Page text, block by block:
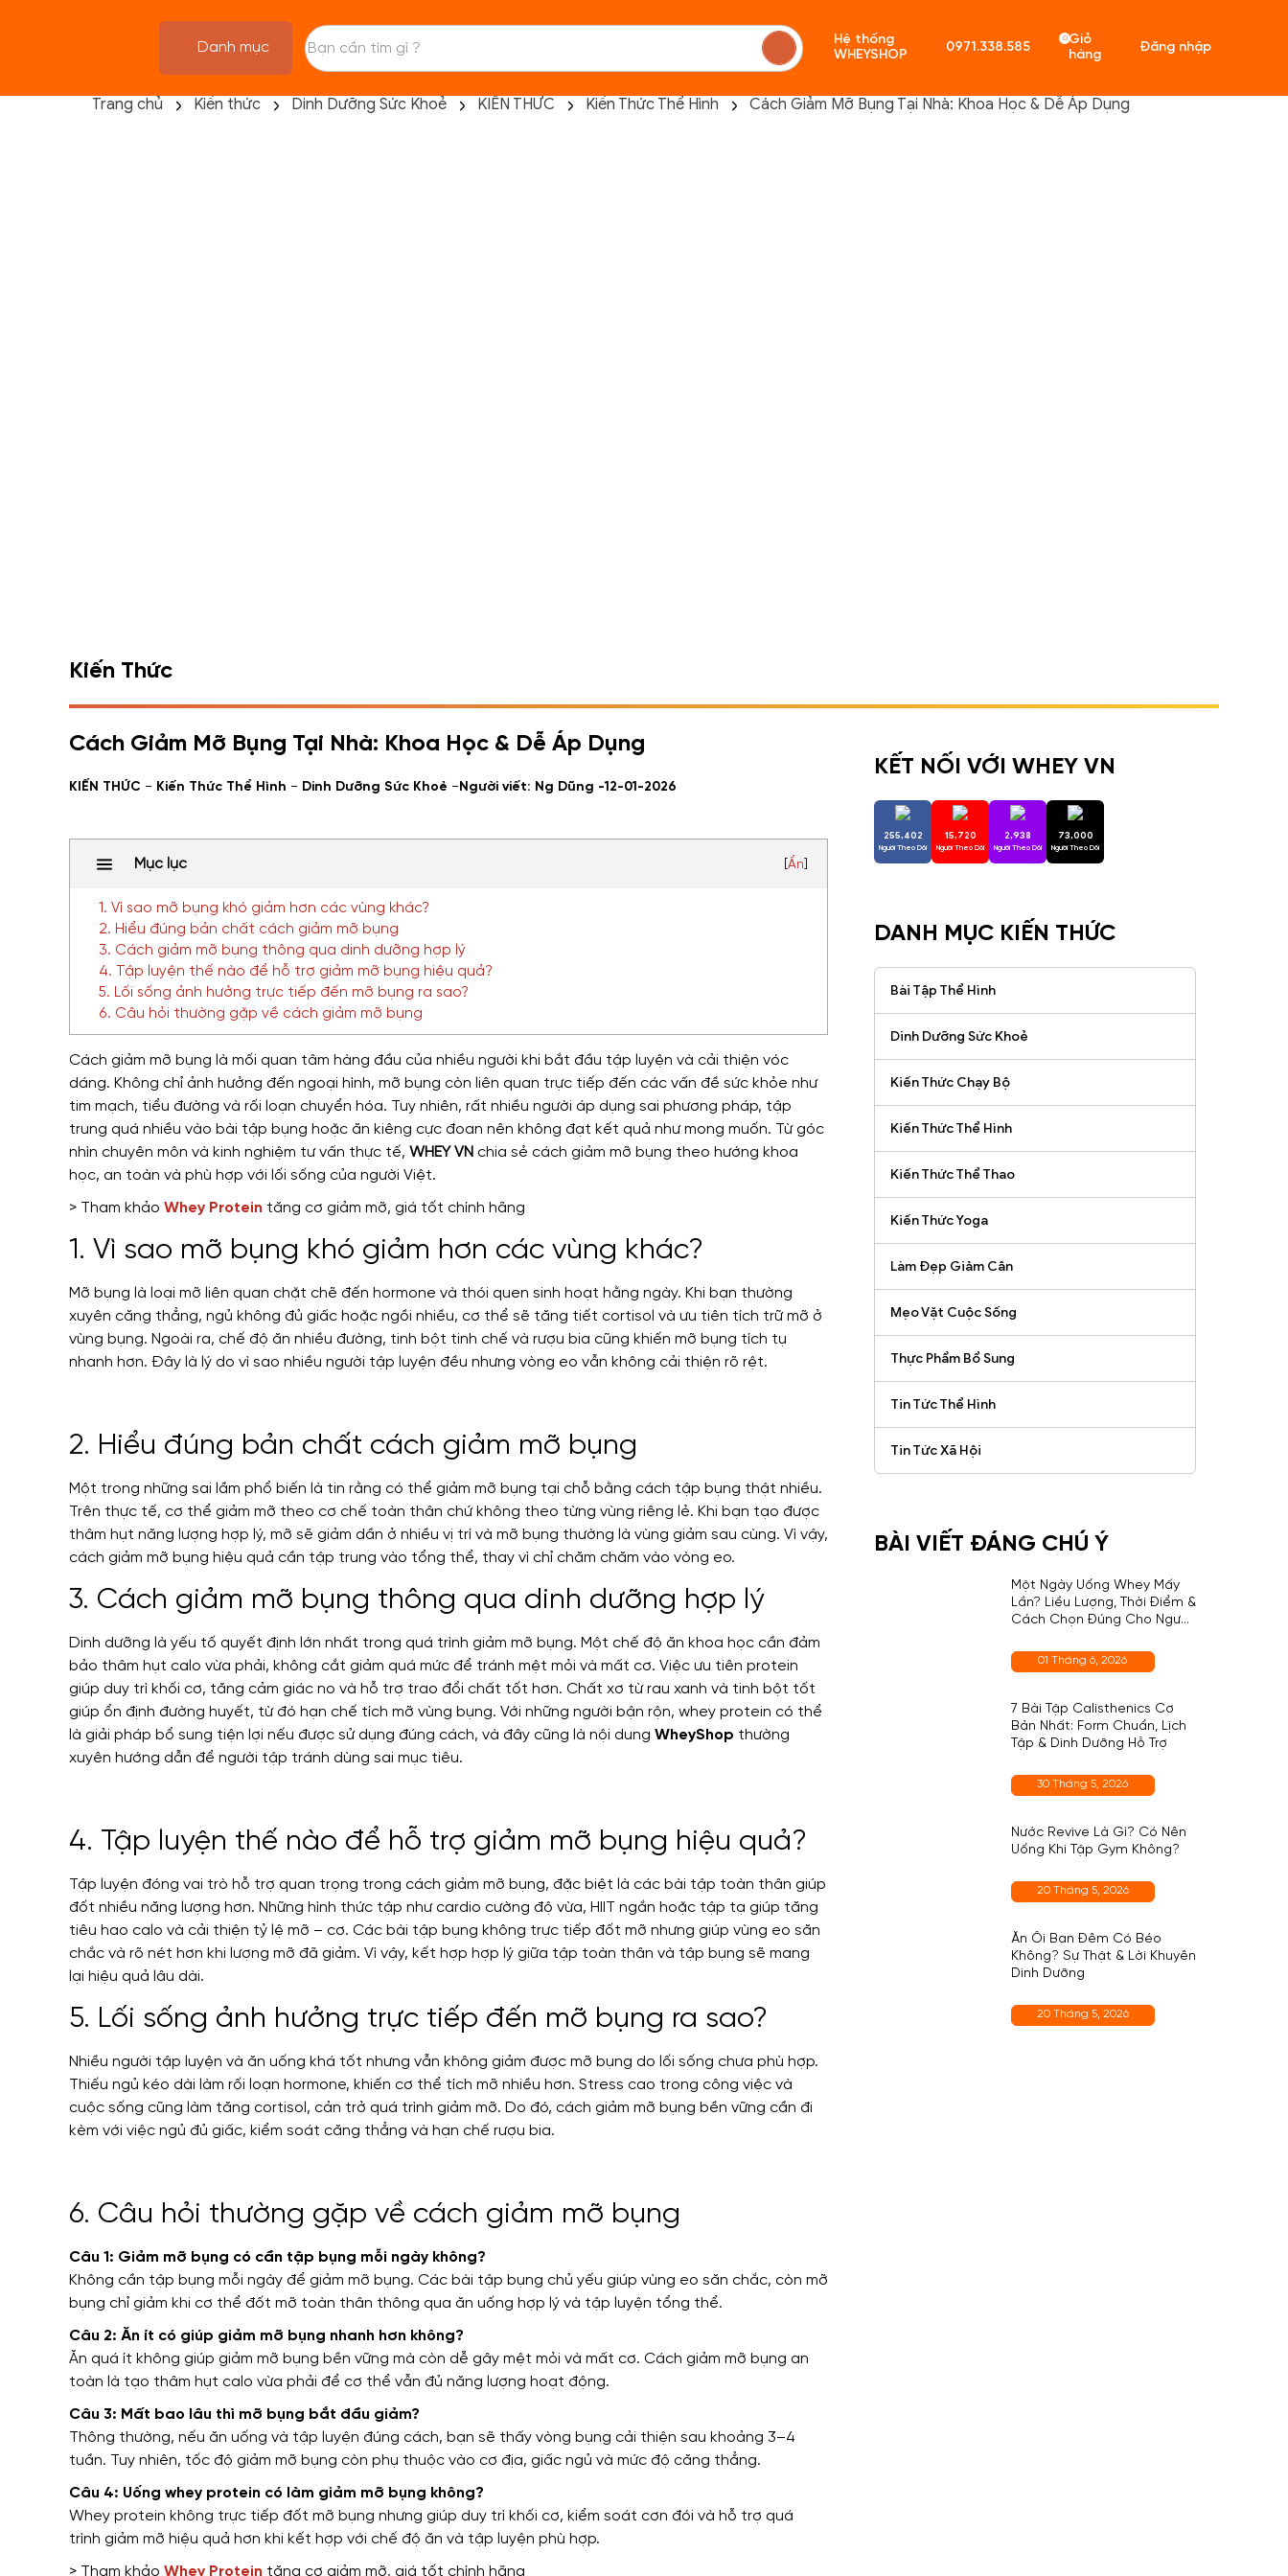
Danh mục
Hệ thống
WHEYSHOP
0971.338.585
0Giỏ
hàng
Đăng nhập
Trang chủ Kiến thức Dinh Dưỡng Sức Khoẻ KIẾN THỨC Kiến Thức Thể Hình Cách Giảm Mỡ Bụng Tại Nhà: Khoa Học & Dễ Áp Dụng
Kiến Thức
Cách Giảm Mỡ Bụng Tại Nhà: Khoa Học & Dễ Áp Dụng
KIẾN THỨC - Kiến Thức Thể Hình - Dinh Dưỡng Sức Khoẻ -Người viết: Ng Dũng -12-01-2026
Mục lục Ẩn
1. Vì sao mỡ bụng khó giảm hơn các vùng khác?
2. Hiểu đúng bản chất cách giảm mỡ bụng
3. Cách giảm mỡ bụng thông qua dinh dưỡng hợp lý
4. Tập luyện thế nào để hỗ trợ giảm mỡ bụng hiệu quả?
5. Lối sống ảnh hưởng trực tiếp đến mỡ bụng ra sao?
6. Câu hỏi thường gặp về cách giảm mỡ bụng
Cách giảm mỡ bụng là mối quan tâm hàng đầu của nhiều người khi bắt đầu tập luyện và cải thiện vóc
dáng. Không chỉ ảnh hưởng đến ngoại hình, mỡ bụng còn liên quan trực tiếp đến các vấn đề sức khỏe như
tim mạch, tiểu đường và rối loạn chuyển hóa. Tuy nhiên, rất nhiều người áp dụng sai phương pháp, tập
trung quá nhiều vào bài tập bụng hoặc ăn kiêng cực đoan nên không đạt kết quả như mong muốn. Từ góc
nhìn chuyên môn và kinh nghiệm tư vấn thực tế, WHEY VN chia sẻ cách giảm mỡ bụng theo hướng khoa
học, an toàn và phù hợp với lối sống của người Việt.
> Tham khảo Whey Protein tăng cơ giảm mỡ, giá tốt chính hãng
1. Vì sao mỡ bụng khó giảm hơn các vùng khác?
Mỡ bụng là loại mỡ liên quan chặt chẽ đến hormone và thói quen sinh hoạt hằng ngày. Khi bạn thường
xuyên căng thẳng, ngủ không đủ giấc hoặc ngồi nhiều, cơ thể sẽ tăng tiết cortisol và ưu tiên tích trữ mỡ ở
vùng bụng. Ngoài ra, chế độ ăn nhiều đường, tinh bột tinh chế và rượu bia cũng khiến mỡ bụng tích tụ
nhanh hơn. Đây là lý do vì sao nhiều người tập luyện đều nhưng vòng eo vẫn không cải thiện rõ rệt.
2. Hiểu đúng bản chất cách giảm mỡ bụng
Một trong những sai lầm phổ biến là tin rằng có thể giảm mỡ bụng tại chỗ bằng cách tập bụng thật nhiều.
Trên thực tế, cơ thể giảm mỡ theo cơ chế toàn thân chứ không theo từng vùng riêng lẻ. Khi bạn tạo được
thâm hụt năng lượng hợp lý, mỡ sẽ giảm dần ở nhiều vị trí và mỡ bụng thường là vùng giảm sau cùng. Vì vậy,
cách giảm mỡ bụng hiệu quả cần tập trung vào tổng thể, thay vì chỉ chăm chăm vào vòng eo.
3. Cách giảm mỡ bụng thông qua dinh dưỡng hợp lý
Dinh dưỡng là yếu tố quyết định lớn nhất trong quá trình giảm mỡ bụng. Một chế độ ăn khoa học cần đảm
bảo thâm hụt calo vừa phải, không cắt giảm quá mức để tránh mệt mỏi và mất cơ. Việc ưu tiên protein
giúp duy trì khối cơ, tăng cảm giác no và hỗ trợ trao đổi chất tốt hơn. Chất xơ từ rau xanh và tinh bột tốt
giúp ổn định đường huyết, từ đó hạn chế tích mỡ vùng bụng. Với những người bận rộn, whey protein có thể
là giải pháp bổ sung tiện lợi nếu được sử dụng đúng cách, và đây cũng là nội dung WheyShop thường
xuyên hướng dẫn để người tập tránh dùng sai mục tiêu.
4. Tập luyện thế nào để hỗ trợ giảm mỡ bụng hiệu quả?
Tập luyện đóng vai trò hỗ trợ quan trọng trong cách giảm mỡ bụng, đặc biệt là các bài tập toàn thân giúp
đốt nhiều năng lượng hơn. Những hình thức tập như cardio cường độ vừa, HIIT ngắn hoặc tập tạ giúp tăng
tiêu hao calo và cải thiện tỷ lệ mỡ – cơ. Các bài tập bụng không trực tiếp đốt mỡ nhưng giúp vùng eo săn
chắc và rõ nét hơn khi lượng mỡ đã giảm. Vì vậy, kết hợp hợp lý giữa tập toàn thân và tập bụng sẽ mang
lại hiệu quả lâu dài.
5. Lối sống ảnh hưởng trực tiếp đến mỡ bụng ra sao?
Nhiều người tập luyện và ăn uống khá tốt nhưng vẫn không giảm được mỡ bụng do lối sống chưa phù hợp.
Thiếu ngủ kéo dài làm rối loạn hormone, khiến cơ thể tích mỡ nhiều hơn. Stress cao trong công việc và
cuộc sống cũng làm tăng cortisol, cản trở quá trình giảm mỡ. Do đó, cách giảm mỡ bụng bền vững cần đi
kèm với việc ngủ đủ giấc, kiểm soát căng thẳng và hạn chế rượu bia.
6. Câu hỏi thường gặp về cách giảm mỡ bụng
Câu 1: Giảm mỡ bụng có cần tập bụng mỗi ngày không?
Không cần tập bụng mỗi ngày để giảm mỡ bụng. Các bài tập bụng chủ yếu giúp vùng eo săn chắc, còn mỡ
bụng chỉ giảm khi cơ thể đốt mỡ toàn thân thông qua ăn uống hợp lý và tập luyện tổng thể.
Câu 2: Ăn ít có giúp giảm mỡ bụng nhanh hơn không?
Ăn quá ít không giúp giảm mỡ bụng bền vững mà còn dễ gây mệt mỏi và mất cơ. Cách giảm mỡ bụng an
toàn là tạo thâm hụt calo vừa phải để cơ thể vẫn đủ năng lượng hoạt động.
Câu 3: Mất bao lâu thì mỡ bụng bắt đầu giảm?
Thông thường, nếu ăn uống và tập luyện đúng cách, bạn sẽ thấy vòng bụng cải thiện sau khoảng 3–4
tuần. Tuy nhiên, tốc độ giảm mỡ bụng còn phụ thuộc vào cơ địa, giấc ngủ và mức độ căng thẳng.
Câu 4: Uống whey protein có làm giảm mỡ bụng không?
Whey protein không trực tiếp đốt mỡ bụng nhưng giúp duy trì khối cơ, kiểm soát cơn đói và hỗ trợ quá
trình giảm mỡ hiệu quả hơn khi kết hợp với chế độ ăn và tập luyện phù hợp.
> Tham khảo Whey Protein tăng cơ giảm mỡ, giá tốt chính hãng
KẾT NỐI VỚI WHEY VN
255,402
Người Theo Dõi
15,720
Người Theo Dõi
2,938
Người Theo Dõi
73,000
Người Theo Dõi
DANH MỤC KIẾN THỨC
Bài Tập Thể Hình
Dinh Dưỡng Sức Khoẻ
Kiến Thức Chạy Bộ
Kiến Thức Thể Hình
Kiến Thức Thể Thao
Kiến Thức Yoga
Làm Đẹp Giảm Cân
Mẹo Vặt Cuộc Sống
Thực Phẩm Bổ Sung
Tin Tức Thể Hình
Tin Tức Xã Hội
BÀI VIẾT ĐÁNG CHÚ Ý
Một Ngày Uống Whey Mấy
Lần? Liều Lượng, Thời Điểm &
Cách Chọn Đúng Cho Người
01 Tháng 6, 2026
7 Bài Tập Calisthenics Cơ
Bản Nhất: Form Chuẩn, Lịch
Tập & Dinh Dưỡng Hỗ Trợ
30 Tháng 5, 2026
Nước Revive Là Gì? Có Nên
Uống Khi Tập Gym Không?
20 Tháng 5, 2026
Ăn Ổi Ban Đêm Có Béo
Không? Sự Thật & Lời Khuyên
Dinh Dưỡng
20 Tháng 5, 2026